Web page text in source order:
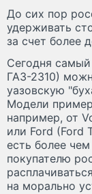
До сих пор
удерживать
за счет более
Сегодня
ГАЗ-2310)
уазовскую
Модели
например, от
или Ford (Ford
есть более
покупателю
на морально